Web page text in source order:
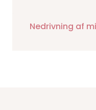
Nedrivning af